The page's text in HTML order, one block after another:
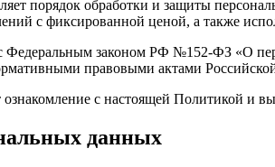
порядок обработки и защиты
с фиксированной ценой, а также
с Федеральным законом РФ №152-ФЗ
правовыми актами
с настоящей Политикой и
данных